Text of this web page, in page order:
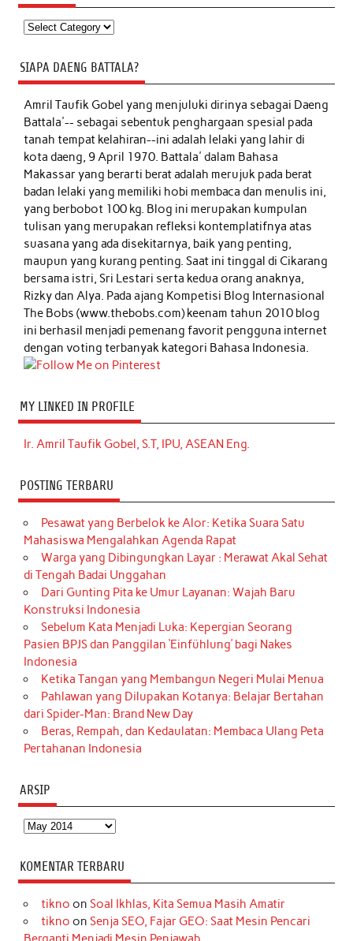
Kategori
SIAPA DAENG BATTALA?
Amril Taufik Gobelyang menjuluki dirinya sebagai Daeng
Battala'-- sebagai sebentuk penghargaan spesial pada
tanah tempat kelahiran--ini adalah lelaki yang lahir di
kota daeng, 9 April 1970. Battala' dalam Bahasa
Makassar yang berarti berat adalah merujuk pada berat
badan lelaki yang memiliki hobi membaca dan menulis ini,
yang berbobot 100 kg. Blog ini merupakan kumpulan
tulisan yang merupakan refleksi kontemplatifnya atas
suasana yang ada disekitarnya, baik yang penting,
maupun yang kurang penting. Saat ini tinggal di Cikarang
bersama istri, Sri Lestari serta kedua orang anaknya,
Rizky dan Alya. Pada ajang Kompetisi Blog Internasional
The Bobs (www.thebobs.com) keenam tahun 2010 blog
ini berhasil menjadi pemenang favorit pengguna internet
dengan voting terbanyak kategori Bahasa Indonesia.
MY LINKED IN PROFILE
Ir. Amril Taufik Gobel, S.T, IPU, ASEAN Eng.
POSTING TERBARU
Pesawat yang Berbelok ke Alor: Ketika Suara Satu
Mahasiswa Mengalahkan Agenda Rapat
Warga yang Dibingungkan Layar : Merawat Akal Sehat
di Tengah Badai Unggahan
Dari Gunting Pita ke Umur Layanan: Wajah Baru
Konstruksi Indonesia
Sebelum Kata Menjadi Luka: Kepergian Seorang
Pasien BPJS dan Panggilan ‘Einfühlung’ bagi Nakes
Indonesia
Ketika Tangan yang Membangun Negeri Mulai Menua
Pahlawan yang Dilupakan Kotanya: Belajar Bertahan
dari Spider-Man: Brand New Day
Beras, Rempah, dan Kedaulatan: Membaca Ulang Peta
Pertahanan Indonesia
ARSIP
Arsip
KOMENTAR TERBARU
tikno on Soal Ikhlas, Kita Semua Masih Amatir
tikno on Senja SEO, Fajar GEO: Saat Mesin Pencari